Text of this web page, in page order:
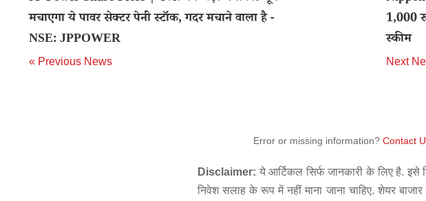
मचाएगा ये पावर सेक्टर पेनी स्टॉक, गदर मचाने वाला है -
NSE: JPPOWER
« Previous News
1,000
स्कीम
Next
Error or missing information? Contact
Disclaimer: ये आर्टिकल सिर्फ जानकारी के लिए है. इसे
निवेश सलाह के रूप में नहीं माना जाना चाहिए. शेयर